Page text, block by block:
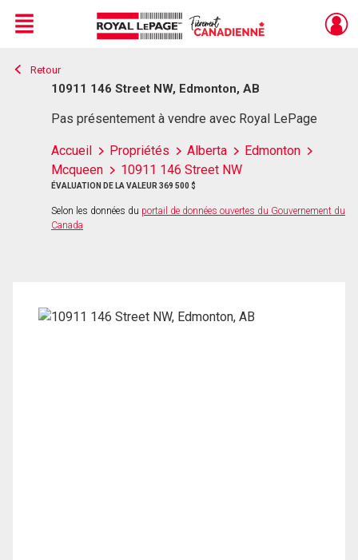
Live
En Direct
Menu
Retour
10911 146 Street NW, Edmonton, AB
Pas présentement à vendre avec Royal LePage
Accueil Propriétés Alberta
Edmonton
Mcqueen
10911 146 Street NW
ÉVALUATION DE LA VALEUR 369 500 $
Selon les données du portail de données ouvertes du Gouvernement du
Canada